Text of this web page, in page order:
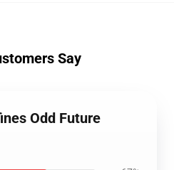
Say
Odd Future